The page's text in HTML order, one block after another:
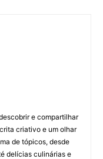
e compartilhar
criativo e um olhar
de tópicos, desde
delícias culinárias e